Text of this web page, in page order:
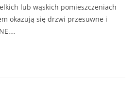
lub wąskich pomieszczeniach
okazują się drzwi przesuwne i